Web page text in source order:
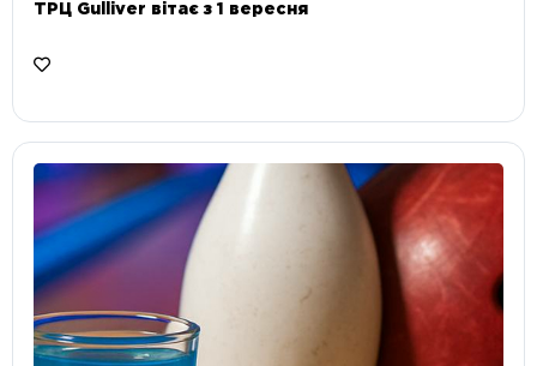
ТРЦ Gulliver вітає з 1 вересня